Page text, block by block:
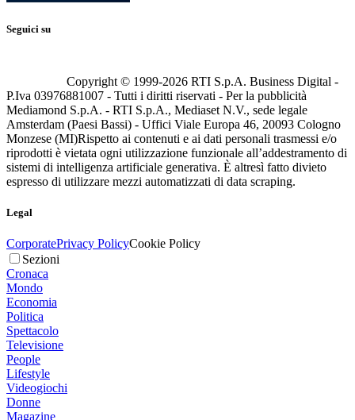
Seguici su
Copyright © 1999-2026 RTI S.p.A. Business Digital -
P.Iva 03976881007 - Tutti i diritti riservati - Per la pubblicità
Mediamond S.p.A. - RTI S.p.A., Mediaset N.V., sede legale
Amsterdam (Paesi Bassi) - Uffici Viale Europa 46, 20093 Cologno
Monzese (MI)Rispetto ai contenuti e ai dati personali trasmessi e/o
riprodotti è vietata ogni utilizzazione funzionale all’addestramento di
sistemi di intelligenza artificiale generativa. È altresì fatto divieto
espresso di utilizzare mezzi automatizzati di data scraping.
Legal
CorporatePrivacy PolicyCookie Policy
Sezioni
Cronaca
Mondo
Economia
Politica
Spettacolo
Televisione
People
Lifestyle
Videogiochi
Donne
Magazine